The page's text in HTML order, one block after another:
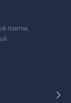
плитки,